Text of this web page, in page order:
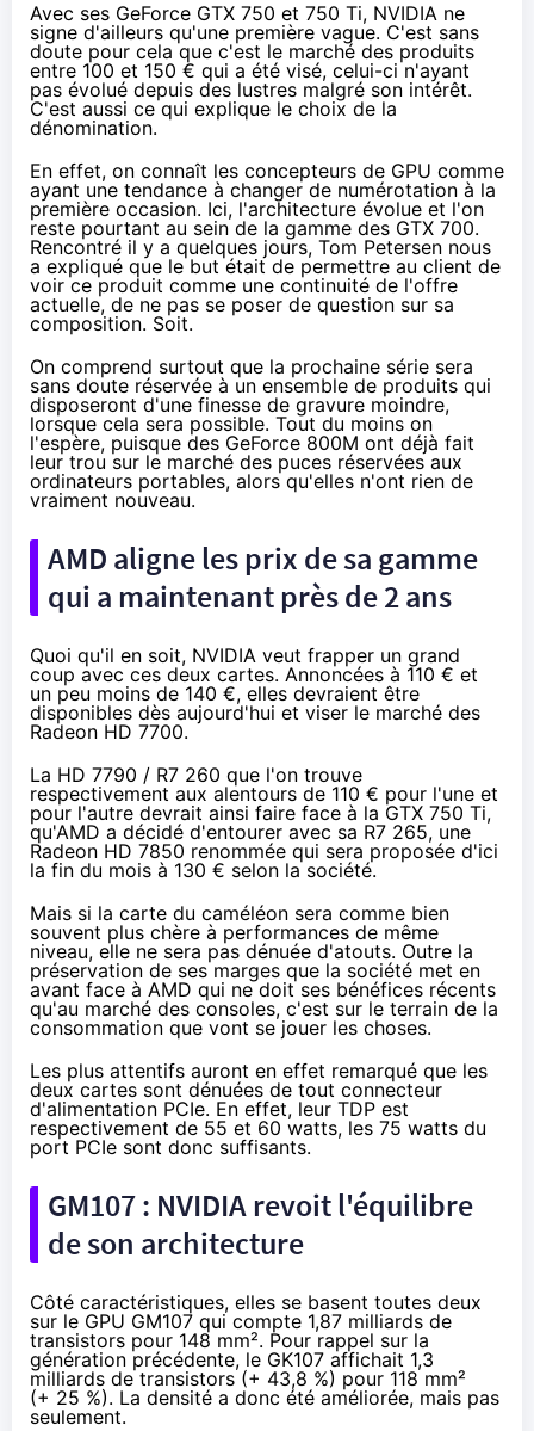
Avec ses GeForce GTX 750 et 750 Ti, NVIDIA ne
signe d'ailleurs qu'une première vague. C'est sans
doute pour cela que c'est le marché des produits
entre 100 et 150 € qui a été visé, celui-ci n'ayant
pas évolué depuis des lustres malgré son intérêt.
C'est aussi ce qui explique le choix de la
dénomination.
En effet, on connaît les concepteurs de GPU comme
ayant une tendance à changer de numérotation à la
première occasion. Ici, l'architecture évolue et l'on
reste pourtant au sein de la gamme des GTX 700.
Rencontré il y a quelques jours, Tom Petersen nous
a expliqué que le but était de permettre au client de
voir ce produit comme une continuité de l'offre
actuelle, de ne pas se poser de question sur sa
composition. Soit.
On comprend surtout que la prochaine série sera
sans doute réservée à un ensemble de produits qui
disposeront d'une finesse de gravure moindre,
lorsque cela sera possible. Tout du moins on
l'espère, puisque des GeForce 800M ont déjà fait
leur trou sur le marché des puces réservées aux
ordinateurs portables, alors qu'elles n'ont rien de
vraiment nouveau.
AMD aligne les prix de sa gamme
qui a maintenant près de 2 ans
Quoi qu'il en soit, NVIDIA veut frapper un grand
coup avec ces deux cartes. Annoncées à 110 € et
un peu moins de 140 €, elles devraient être
disponibles dès aujourd'hui et viser le marché des
Radeon HD 7700.
La HD 7790 / R7 260 que l'on trouve
respectivement aux alentours de 110 € pour l'une et
pour l'autre devrait ainsi faire face à la GTX 750 Ti,
qu'AMD a décidé d'entourer avec sa R7 265, une
Radeon HD 7850 renommée qui sera proposée d'ici
la fin du mois à 130 € selon la société.
Mais si la carte du caméléon sera comme bien
souvent plus chère à performances de même
niveau, elle ne sera pas dénuée d'atouts. Outre la
préservation de ses marges que la société met en
avant face à AMD qui ne doit ses bénéfices récents
qu'au marché des consoles, c'est sur le terrain de la
consommation que vont se jouer les choses.
Les plus attentifs auront en effet remarqué que les
deux cartes sont dénuées de tout connecteur
d'alimentation PCIe. En effet, leur TDP est
respectivement de 55 et 60 watts, les 75 watts du
port PCIe sont donc suffisants.
GM107 : NVIDIA revoit l'équilibre
de son architecture
Côté caractéristiques, elles se basent toutes deux
sur le GPU GM107 qui compte 1,87 milliards de
transistors pour 148 mm². Pour rappel sur la
génération précédente, le GK107 affichait 1,3
milliards de transistors (+ 43,8 %) pour 118 mm²
(+ 25 %). La densité a donc été améliorée, mais pas
seulement.